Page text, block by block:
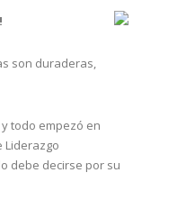
son duraderas,
todo empezó en
Liderazgo
debe decirse por su